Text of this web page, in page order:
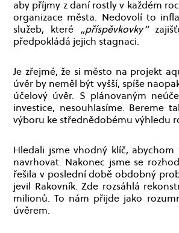
aby příjmy z daní rostly v každém
organizace města. Nedovolí to
služeb, které „příspěvkovky“
předpokládá jejich stagnaci.
Je zřejmé, že si město na projekt
úvěr by neměl být vyšší, spíše
účelový úvěr. S plánovaným
investice, nesouhlasíme. Bereme
výboru ke střednědobému výhledu
Hledali jsme vhodný klíč,
navrhovat. Nakonec jsme se
řešila v poslední době obdobný
jevil Rakovník. Zde rozsáhlá
milionů. To nám přijde jako
úvěrem.